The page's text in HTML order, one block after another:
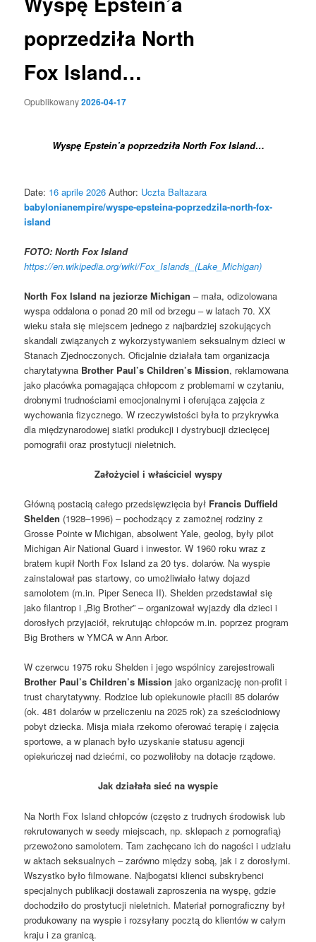
poprzedziła North
Fox Island…
Opublikowany2026-04-17
Wyspę Epstein’a poprzedziła North Fox Island…
Date: 16 aprile 2026 Author: Uczta Baltazara
babylonianempire/wyspe-epsteina-poprzedzila-north-fox-
island
FOTO: North Fox Island
https://en.wikipedia.org/wiki/Fox_Islands_(Lake_Michigan)
North Fox Island na jeziorze Michigan – mała, odizolowana
wyspa oddalona o ponad 20 mil od brzegu – w latach 70. XX
wieku stała się miejscem jednego z najbardziej szokujących
skandali związanych z wykorzystywaniem seksualnym dzieci w
Stanach Zjednoczonych. Oficjalnie działała tam organizacja
charytatywna Brother Paul’s Children’s Mission, reklamowana
jako placówka pomagająca chłopcom z problemami w czytaniu,
drobnymi trudnościami emocjonalnymi i oferująca zajęcia z
wychowania fizycznego. W rzeczywistości była to przykrywka
dla międzynarodowej siatki produkcji i dystrybucji dziecięcej
pornografii oraz prostytucji nieletnich.
Założyciel i właściciel wyspy
Główną postacią całego przedsięwzięcia był Francis Duffield
Shelden (1928–1996) – pochodzący z zamożnej rodziny z
Grosse Pointe w Michigan, absolwent Yale, geolog, były pilot
Michigan Air National Guard i inwestor. W 1960 roku wraz z
bratem kupił North Fox Island za 20 tys. dolarów. Na wyspie
zainstalował pas startowy, co umożliwiało łatwy dojazd
samolotem (m.in. Piper Seneca II). Shelden przedstawiał się
jako filantrop i „Big Brother” – organizował wyjazdy dla dzieci i
dorosłych przyjaciół, rekrutując chłopców m.in. poprzez program
Big Brothers w YMCA w Ann Arbor.
W czerwcu 1975 roku Shelden i jego wspólnicy zarejestrowali
Brother Paul’s Children’s Mission jako organizację non-profit i
trust charytatywny. Rodzice lub opiekunowie płacili 85 dolarów
(ok. 481 dolarów w przeliczeniu na 2025 rok) za sześciodniowy
pobyt dziecka. Misja miała rzekomo oferować terapię i zajęcia
sportowe, a w planach było uzyskanie statusu agencji
opiekuńczej nad dziećmi, co pozwoliłoby na dotacje rządowe.
Jak działała sieć na wyspie
Na North Fox Island chłopców (często z trudnych środowisk lub
rekrutowanych w seedy miejscach, np. sklepach z pornografią)
przewożono samolotem. Tam zachęcano ich do nagości i udziału
w aktach seksualnych – zarówno między sobą, jak i z dorosłymi.
Wszystko było filmowane. Najbogatsi klienci subskrybenci
specjalnych publikacji dostawali zaproszenia na wyspę, gdzie
dochodziło do prostytucji nieletnich. Materiał pornograficzny był
produkowany na wyspie i rozsyłany pocztą do klientów w całym
kraju i za granicą.